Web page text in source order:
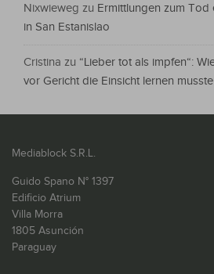
Nixwieweg zu Ermittlungen zum
in San Estanislao
Cristina zu “Lieber tot als impfen“:
vor Gericht die Einsicht lernen musste
Mediablock S.R.L.
Guido Spano N° 1397
Edificio Atrium
Villa Morra
1805 Asunción
Paraguay